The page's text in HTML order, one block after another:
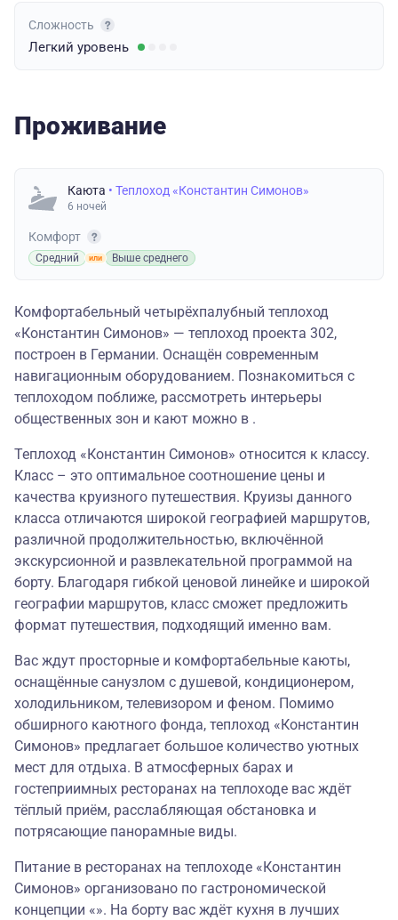
Сложность
Легкий уровень
Проживание
Каюта • Теплоход «Константин Симонов»
6 ночей
Комфорт
Средний Выше среднего
Комфортабельный четырёхпалубный теплоход
«Константин Симонов» — теплоход проекта 302,
построен в Германии. Оснащён современным
навигационным оборудованием. Познакомиться с
теплоходом поближе, рассмотреть интерьеры
общественных зон и кают можно в .
Теплоход «Константин Симонов» относится к классу.
Класс – это оптимальное соотношение цены и
качества круизного путешествия. Круизы данного
класса отличаются широкой географией маршрутов,
различной продолжительностью, включённой
экскурсионной и развлекательной программой на
борту. Благодаря гибкой ценовой линейке и широкой
географии маршрутов, класс сможет предложить
формат путешествия, подходящий именно вам.
Вас ждут просторные и комфортабельные каюты,
оснащённые санузлом с душевой, кондиционером,
холодильником, телевизором и феном. Помимо
обширного каютного фонда, теплоход «Константин
Симонов» предлагает большое количество уютных
мест для отдыха. В атмосферных барах и
гостеприимных ресторанах на теплоходе вас ждёт
тёплый приём, расслабляющая обстановка и
потрясающие панорамные виды.
Питание в ресторанах на теплоходе «Константин
Симонов» организовано по гастрономической
концепции «». На борту вас ждёт кухня в лучших